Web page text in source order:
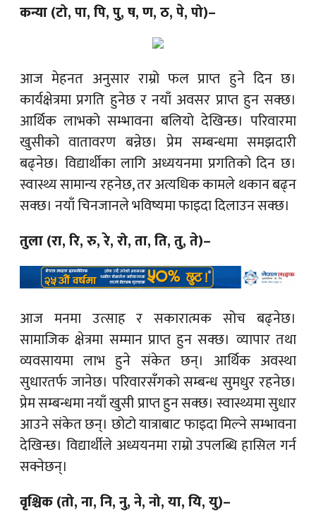
कन्या (टो, पा, पि, पु, ष, ण, ठ, पे, पो)–
आज मेहनत अनुसार राम्रो फल प्राप्त हुने दिन छ।
कार्यक्षेत्रमा प्रगति हुनेछ र नयाँ अवसर प्राप्त हुन सक्छ।
आर्थिक लाभको सम्भावना बलियो देखिन्छ। परिवारमा
खुसीको वातावरण बन्नेछ। प्रेम सम्बन्धमा समझदारी
बढ्नेछ। विद्यार्थीका लागि अध्ययनमा प्रगतिको दिन छ।
स्वास्थ्य सामान्य रहनेछ, तर अत्यधिक कामले थकान बढ्न
सक्छ। नयाँ चिनजानले भविष्यमा फाइदा दिलाउन सक्छ।
तुला (रा, रि, रु, रे, रो, ता, ति, तु, ते)–
आज मनमा उत्साह र सकारात्मक सोच बढ्नेछ।
सामाजिक क्षेत्रमा सम्मान प्राप्त हुन सक्छ। व्यापार तथा
व्यवसायमा लाभ हुने संकेत छन्। आर्थिक अवस्था
सुधारतर्फ जानेछ। परिवारसँगको सम्बन्ध सुमधुर रहनेछ।
प्रेम सम्बन्धमा नयाँ खुसी प्राप्त हुन सक्छ। स्वास्थ्यमा सुधार
आउने संकेत छन्। छोटो यात्राबाट फाइदा मिल्ने सम्भावना
देखिन्छ। विद्यार्थीले अध्ययनमा राम्रो उपलब्धि हासिल गर्न
सक्नेछन्।
वृश्चिक (तो, ना, नि, नु, ने, नो, या, यि, यु)–